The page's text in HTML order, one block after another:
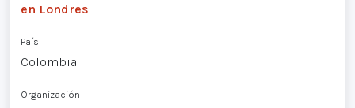
en Londres
País
Colombia
Organización